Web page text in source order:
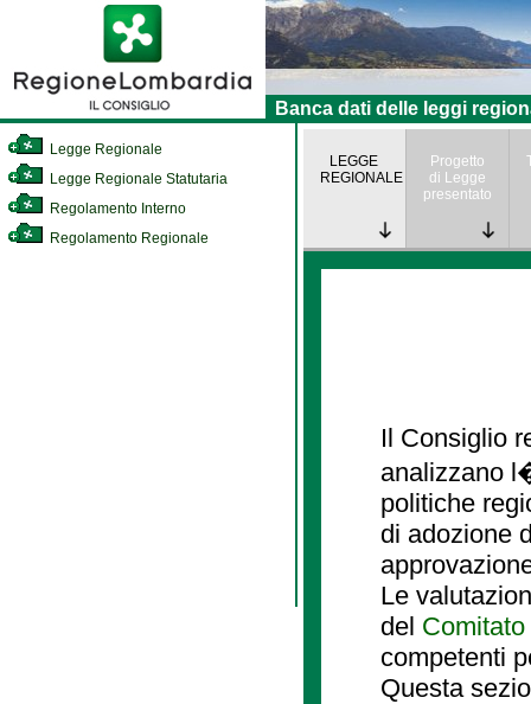
Banca dati delle leggi
Legge Regionale
Legge Regionale Statutaria
Regolamento Interno
Regolamento Regionale
LEGGE
REGIONALE
Progetto
di Legge
presentato
Il Consiglio
analizzano
politiche
di adozione
Le
del
competenti
Questa